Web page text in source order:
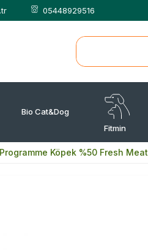
05448929516
Bio Cat&Dog
Fitmin
Köpek %50 Fresh Meat